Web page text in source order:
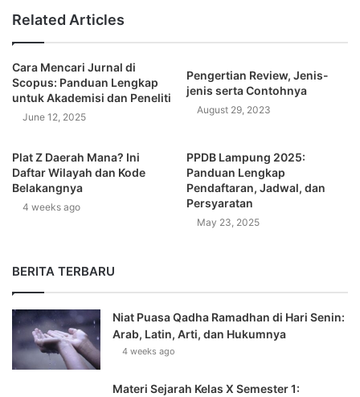
Related Articles
Cara Mencari Jurnal di
Scopus: Panduan Lengkap
untuk Akademisi dan Peneliti
June 12, 2025
Pengertian Review, Jenis-
jenis serta Contohnya
August 29, 2023
Plat Z Daerah Mana? Ini
Daftar Wilayah dan Kode
Belakangnya
4 weeks ago
PPDB Lampung 2025:
Panduan Lengkap
Pendaftaran, Jadwal, dan
Persyaratan
May 23, 2025
BERITA TERBARU
Niat Puasa Qadha Ramadhan di Hari Senin:
Arab, Latin, Arti, dan Hukumnya
4 weeks ago
Materi Sejarah Kelas X Semester 1: